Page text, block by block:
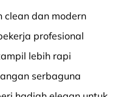
clean dan modern
profesional
lebih rapi
serbaguna